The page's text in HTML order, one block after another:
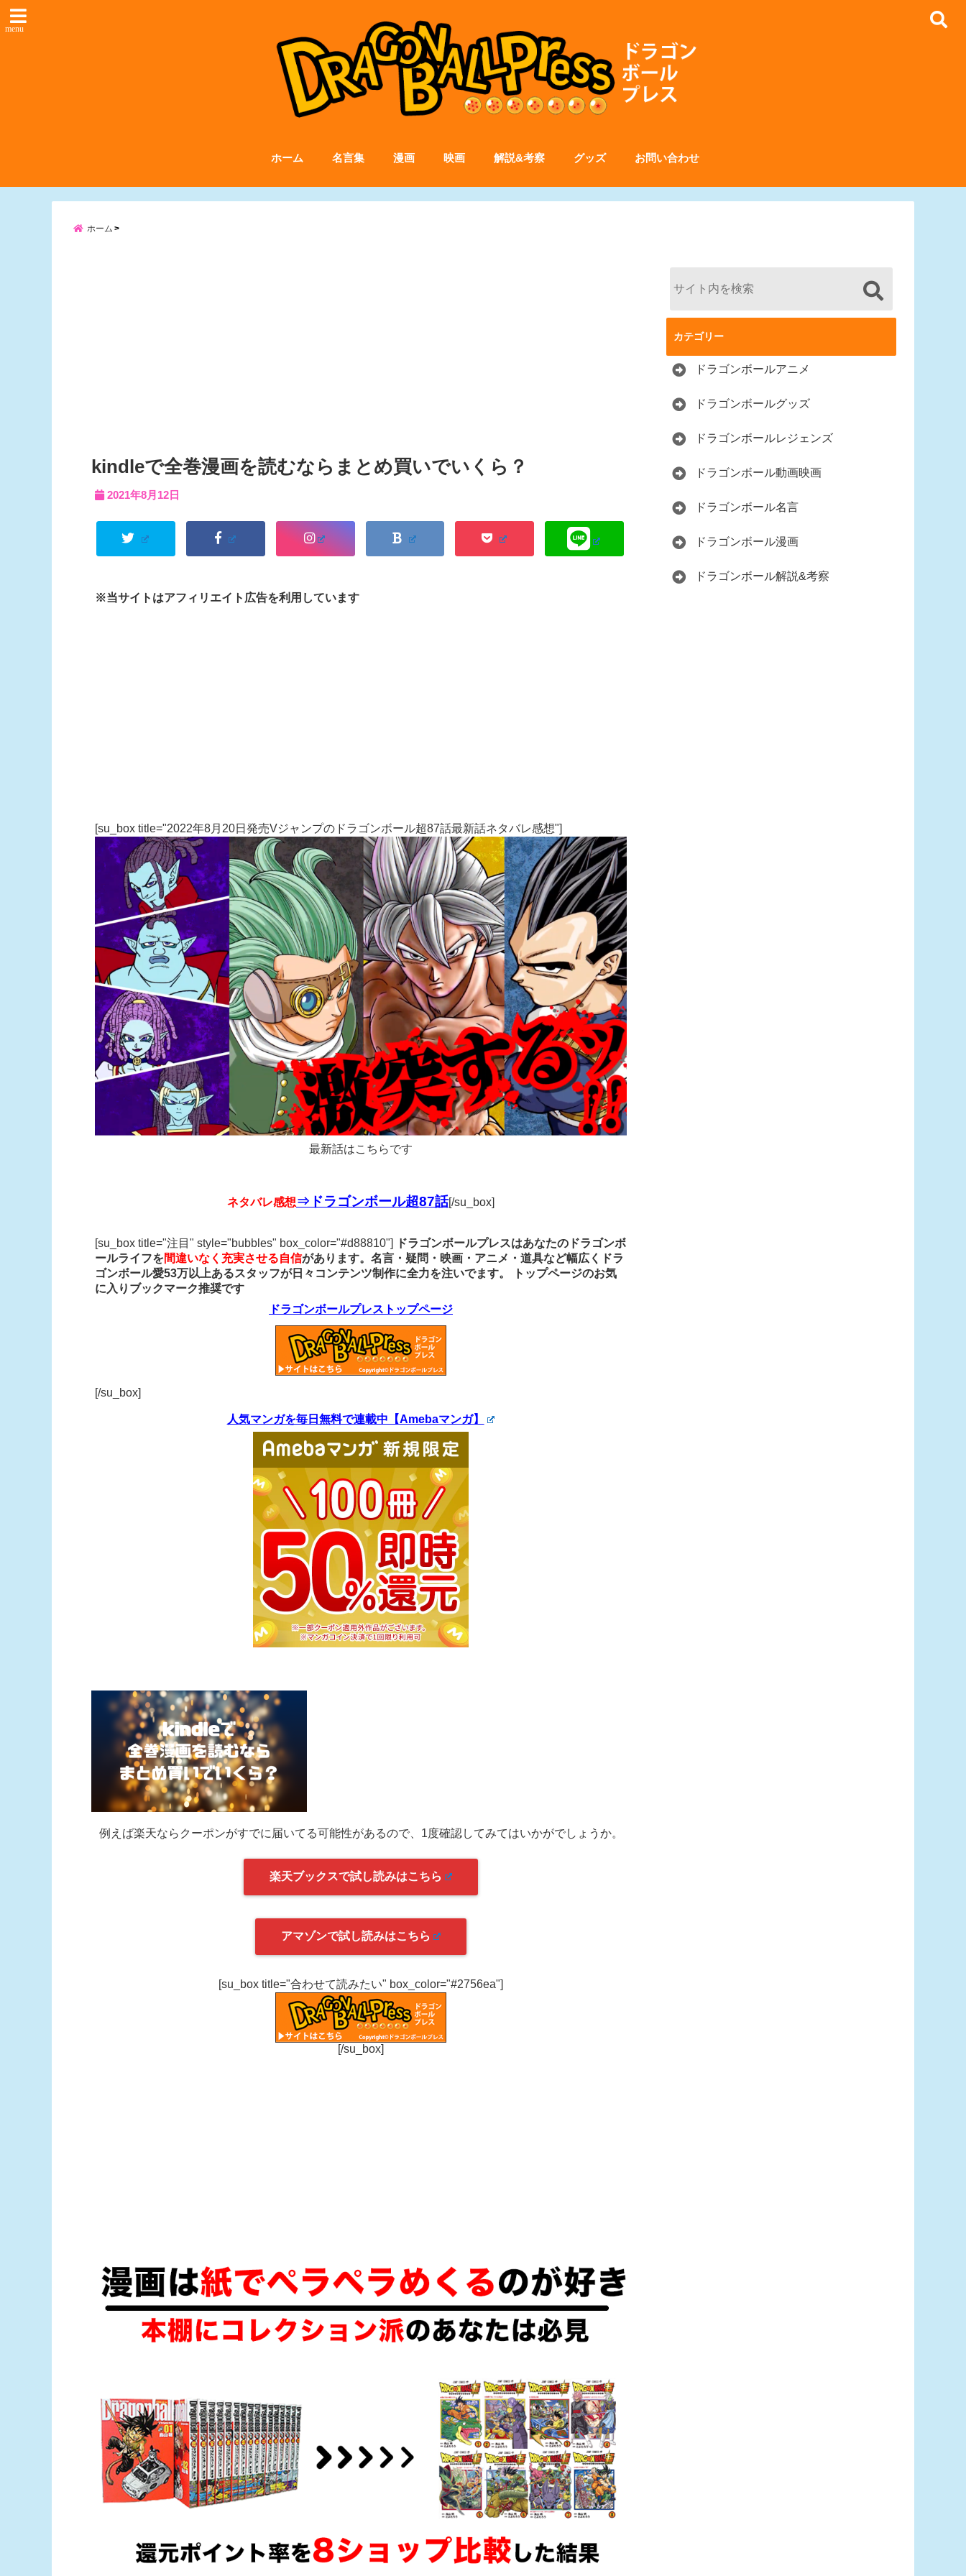
menu
ホーム 名言集 漫画 映画 解説&考察 グッズ お問い合わせ
ホーム
kindleで全巻漫画を読むならまとめ買いでいくら？
2021年8月12日
※当サイトはアフィリエイト広告を利用しています
[su_box title="2022年8月20日発売Vジャンプのドラゴンボール超87話最新話ネタバレ感想"]
最新話はこちらです
ネタバレ感想⇒ドラゴンボール超87話[/su_box]
[su_box title="注目" style="bubbles" box_color="#d88810"]
ドラゴンボールプレスはあなたのドラゴンボ
ールライフを間違いなく充実させる自信があります。名言・疑問・映画・アニメ・道具など幅広くドラ
ゴンボール愛53万以上あるスタッフが日々コンテンツ制作に全力を注いでます。
トップページのお気
に入りブックマーク推奨です
ドラゴンボールプレストップページ
[/su_box]
人気マンガを毎日無料で連載中【Amebaマンガ】
例えば楽天ならクーポンがすでに届いてる可能性があるので、1度確認してみてはいかがでしょうか。
楽天ブックスで試し読みはこちら
アマゾンで試し読みはこちら
[su_box title="合わせて読みたい" box_color="#2756ea"]
[/su_box]
カテゴリー
ドラゴンボールアニメ
ドラゴンボールグッズ
ドラゴンボールレジェンズ
ドラゴンボール動画映画
ドラゴンボール名言
ドラゴンボール漫画
ドラゴンボール解説&考察